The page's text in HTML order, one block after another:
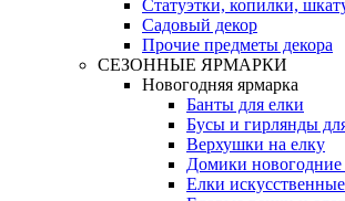
Статуэтки, копилки,
Садовый декор
Прочие предметы декора
СЕЗОННЫЕ ЯРМАРКИ
Новогодняя ярмарка
Банты для елки
Бусы и гирлянды
Верхушки на елку
Домики
Елки искусственные